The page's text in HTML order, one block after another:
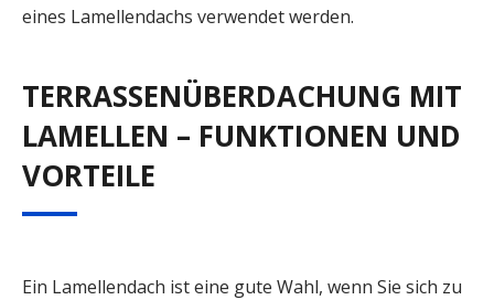
eines Lamellendachs verwendet werden.
TERRASSENÜBERDACHUNG MIT
LAMELLEN – FUNKTIONEN UND
VORTEILE
Ein Lamellendach ist eine gute Wahl, wenn Sie sich zu